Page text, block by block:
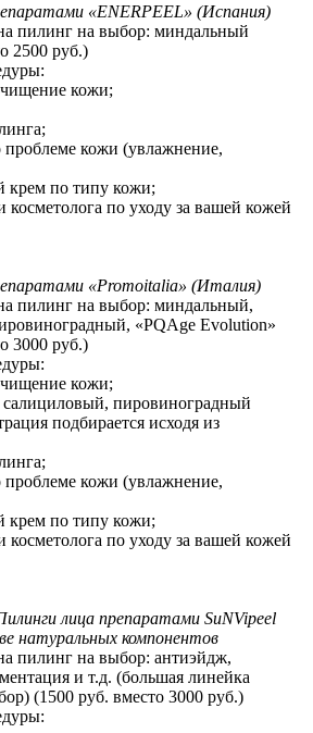
«ENERPEEL» (Испания)
пилинг на выбор: миндальный
2500 руб.)
кожи;
кожи (увлажнение,
по типу кожи;
по уходу за вашей кожей
«Promoitalia» (Италия)
пилинг на выбор: миндальный,
«PQAge Evolution»
3000 руб.)
кожи;
пировиноградный
подбирается исходя из
кожи (увлажнение,
по типу кожи;
по уходу за вашей кожей
лица препаратами SuNVipeel
натуральных компонентов
пилинг на выбор: антиэйдж,
и т.д. (большая линейка
(1500 руб. вместо 3000 руб.)